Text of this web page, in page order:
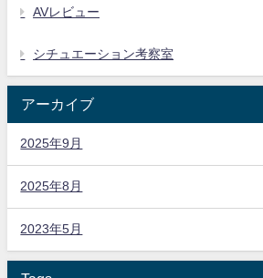
AVレビュー
シチュエーション考察室
アーカイブ
2025年9月
2025年8月
2023年5月